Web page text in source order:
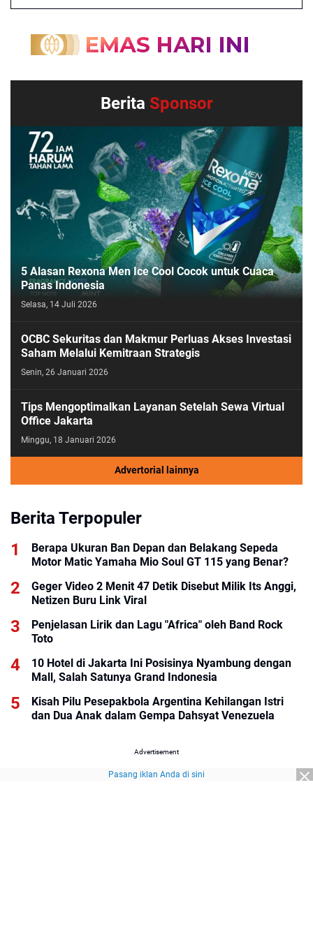
Berita Sponsor
5 Alasan Rexona Men Ice Cool Cocok untuk Cuaca
Panas Indonesia
Selasa, 14 Juli 2026
OCBC Sekuritas dan Makmur Perluas Akses Investasi
Saham Melalui Kemitraan Strategis
Senin, 26 Januari 2026
Tips Mengoptimalkan Layanan Setelah Sewa Virtual
Office Jakarta
Minggu, 18 Januari 2026
Advertorial lainnya
Berita Terpopuler
Berapa Ukuran Ban Depan dan Belakang Sepeda
Motor Matic Yamaha Mio Soul GT 115 yang Benar?
Geger Video 2 Menit 47 Detik Disebut Milik Its Anggi,
Netizen Buru Link Viral
Penjelasan Lirik dan Lagu "Africa" oleh Band Rock
Toto
10 Hotel di Jakarta Ini Posisinya Nyambung dengan
Mall, Salah Satunya Grand Indonesia
Kisah Pilu Pesepakbola Argentina Kehilangan Istri
dan Dua Anak dalam Gempa Dahsyat Venezuela
Advertisement
Pasang iklan Anda di sini